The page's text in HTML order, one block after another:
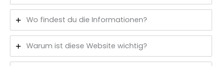
Wo findest du die Informationen?
Warum ist diese Website wichtig?